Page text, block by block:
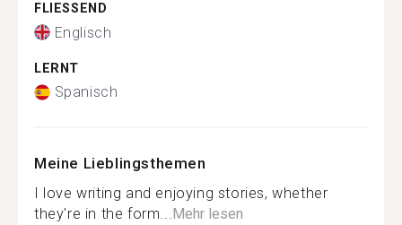
FLIESSEND
Englisch
LERNT
Spanisch
Meine Lieblingsthemen
I love writing and enjoying stories, whether
they're in the form...Mehr lesen